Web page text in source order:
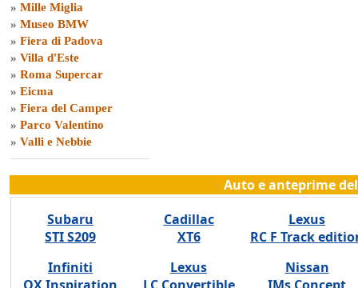
» Mille Miglia
» Museo BMW
» Fiera di Padova
» Villa d'Este
» Roma Supercar
» Eicma
» Fiera del Camper
» Parco Valentino
» Valli e Nebbie
Auto e anteprime
Subaru
STI S209
Cadillac
XT6
Lexus
RC F Track
Infiniti
Lexus
Nissan